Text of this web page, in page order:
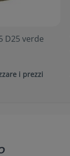
D25 verde
i prezzi